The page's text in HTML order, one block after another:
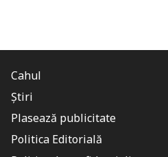
Cahul
Știri
Plasează publicitate
Politica Editorială